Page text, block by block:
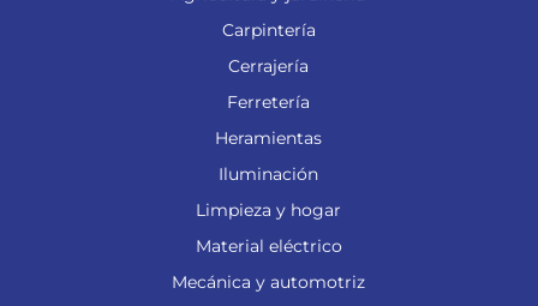
Carpintería
Cerrajería
Ferretería
Heramientas
Iluminación
Limpieza y hogar
Material eléctrico
Mecánica y automotriz